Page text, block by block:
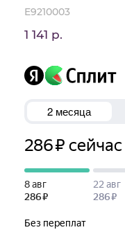
E9210003
1 141 р.